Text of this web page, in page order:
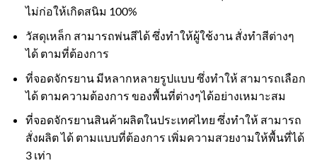
ไม่ก่อให้เกิดสนิม 100%
วัสดุเหล็ก สามารถพ่นสีได้ ซึ่งทำให้ผู้ใช้งาน สั่งทำสีต่างๆ
ได้ ตามที่ต้องการ
ที่จอดจักรยาน มีหลากหลายรูปแบบ ซึ่งทำให้ สามารถเลือก
ได้ ตามความต้องการ ของพื้นที่ต่างๆได้อย่างเหมาะสม
ที่จอดจักรยานสินค้าผลิตในประเทศไทย ซึ่งทำให้ สามารถ
สั่งผลิต ได้ ตามแบบที่ต้องการ เพิ่มความสวยงามให้พื้นที่ได้
3 เท่า